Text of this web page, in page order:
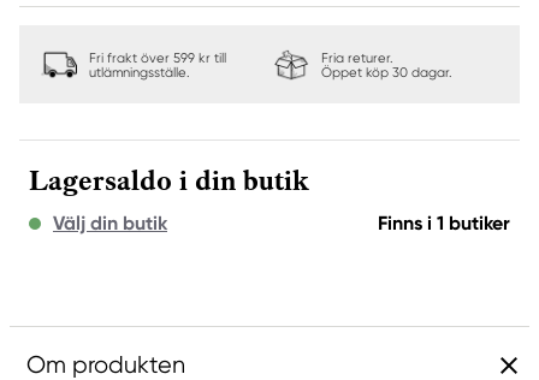
Fri frakt över 599 kr till
utlämningsställe.
Fria returer.
Öppet köp 30 dagar.
Lagersaldo i din butik
Välj din butik Finns i 1 butiker
Om produkten